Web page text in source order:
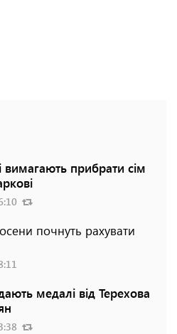
вимагають прибрати сім
почнуть рахувати
медалі від Терехова